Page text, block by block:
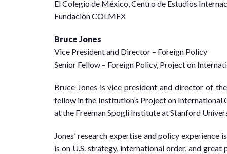
El Colegio de México, Centro de Estudios
Fundación COLMEX
Bruce Jones
Vice President and Director – Foreign Policy
Senior Fellow – Foreign Policy, Project on
Bruce Jones is vice president and director of
fellow in the Institution’s Project on International
at the Freeman Spogli Institute at Stanford
Jones’ research expertise and policy
is on U.S. strategy, international order, and